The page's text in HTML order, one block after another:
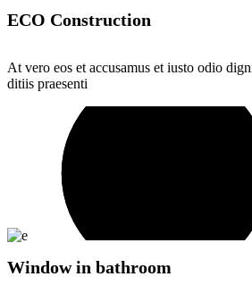
ECO Construction
At vero eos et accusamus et iusto odio
ditiis praesenti
Window in bathroom